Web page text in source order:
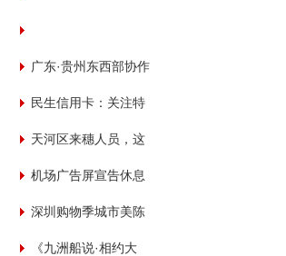
广东·贵州东西部协作
粤企入黔“双百”行动
民生信用卡：关注特
殊群体，共防金融诈
天河区来穗人员，这
个示范中心不容错过
机场广告屏宣告休息
引旅客疑惑
深圳购物季城市美陈
大赛完美收官
《九洲船说·相约大